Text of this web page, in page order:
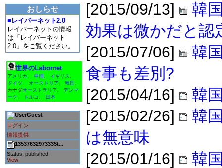
おしらせ
■レイバーネット2.0
レイバーネットの情報
は「レイバーネット
2.0」をご覧ください。
世界のLabornet
アメリカ 中国 イギリス
ドイツ
オーストリア 韓国
カナダオーストラリア
デンマ
ーク
トルコ 日本
Guest
ログイン
情報提供
1353763297333St...
Status: published
View
[2015/09/13]
韓
効果は微かだと認
[2015/07/06]
韓
食事も差別?
[2015/04/16]
韓
[2015/02/26]
韓
は無意味
[2015/01/16]
韓